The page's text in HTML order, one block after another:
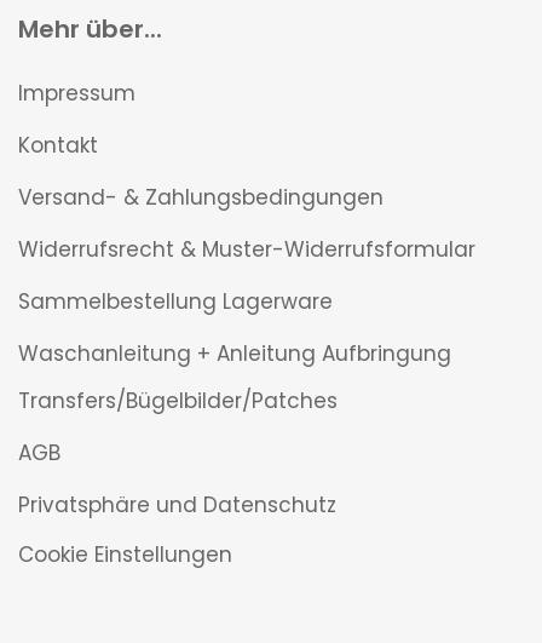
Mehr über...
Impressum
Kontakt
Versand- & Zahlungsbedingungen
Widerrufsrecht & Muster-Widerrufsformular
Sammelbestellung Lagerware
Waschanleitung + Anleitung Aufbringung
Transfers/Bügelbilder/Patches
AGB
Privatsphäre und Datenschutz
Cookie Einstellungen